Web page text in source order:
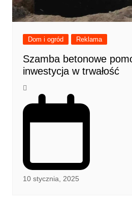
Dom i ogród Reklama
Szamba betonowe
inwestycja w trwałość
10 stycznia, 2025